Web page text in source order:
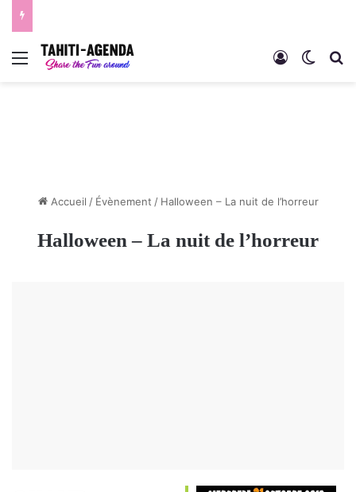
Menu Connexion
Accueil / Évènement / Halloween – La nuit de l’horreur
Halloween – La nuit de l’horreur